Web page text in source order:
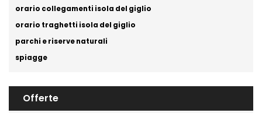
orario collegamenti isola del giglio
orario traghetti isola del giglio
parchi e riserve naturali
spiagge
Offerte